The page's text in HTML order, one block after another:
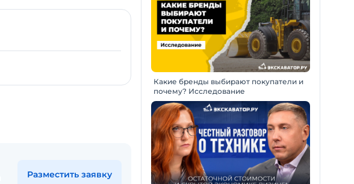
Разместить заявку
Какие бренды выбирают покупатели и
почему? Исследование